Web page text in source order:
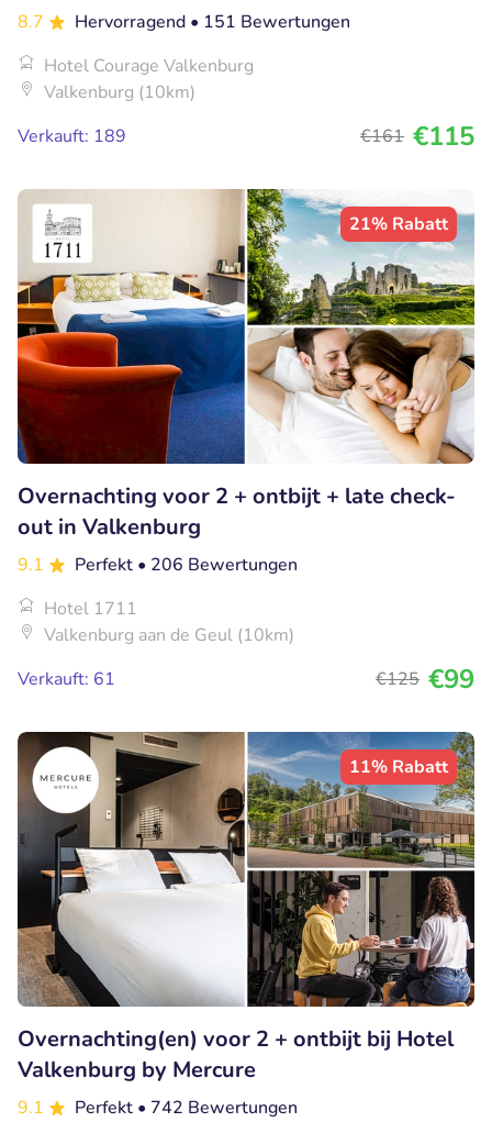
8.7 Hervorragend • 151 Bewertungen
Hotel Courage Valkenburg
Valkenburg (10km)
Verkauft: 189
€161 €115
21% Rabatt
Overnachting voor 2 + ontbijt + late check-
out in Valkenburg
9.1 Perfekt • 206 Bewertungen
Hotel 1711
Valkenburg aan de Geul (10km)
Verkauft: 61
€125 €99
11% Rabatt
Overnachting(en) voor 2 + ontbijt bij Hotel
Valkenburg by Mercure
9.1 Perfekt • 742 Bewertungen